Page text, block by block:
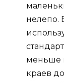
нелепо.
меньше
краев